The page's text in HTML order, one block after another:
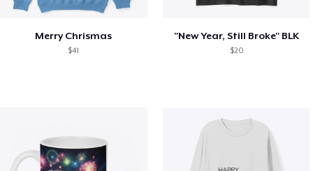
Merry Chrismas
$41
"New Year, Still Broke" BLK
$20